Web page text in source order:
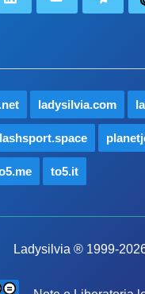
ladysilvia.com
to5.it
Ladysilvia ® 1999-